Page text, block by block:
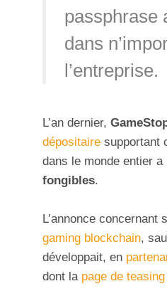
passphrase
dans
l’entreprise.
L’an dernier,
dépositaire supportant
dans le monde entier
fongibles.
L’annonce concernant
gaming blockchain,
développait, en
dont la page de teasing